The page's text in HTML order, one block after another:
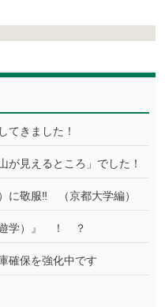
てきました！
が見えるところ」でした！
に敬服‼ （京都大学編）
遊学）』 ！ ？
確保を強化中です